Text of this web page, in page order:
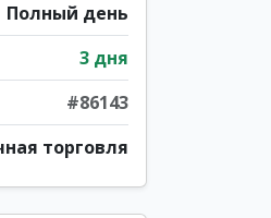
Полный день
3 дня
#86143
торговля